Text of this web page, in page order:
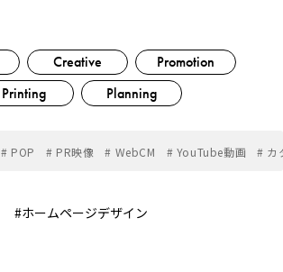
Creative
Promotion
Printing
Planning
# POP # PR映像 # WebCM # YouTube動画 # カ
#ホームページデザイン